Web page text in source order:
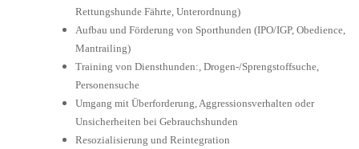
Rettungshunde Fährte, Unterordnung)
Aufbau und Förderung von Sporthunden (IPO/IGP, Obedience,
Mantrailing)
Training von Diensthunden:, Drogen-/Sprengstoffsuche,
Personensuche
Umgang mit Überforderung, Aggressionsverhalten oder
Unsicherheiten bei Gebrauchshunden
Resozialisierung und Reintegration